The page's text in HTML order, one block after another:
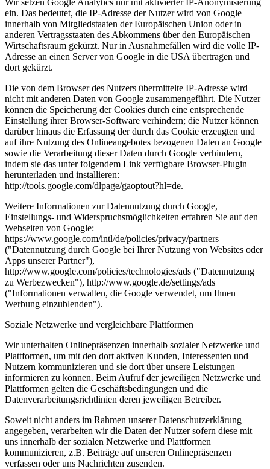
ein. Das bedeutet, die IP-Adresse der Nutzer wird von Google
innerhalb von Mitgliedstaaten der Europäischen Union oder in
anderen Vertragsstaaten des Abkommens über den Europäischen
Wirtschaftsraum gekürzt. Nur in Ausnahmefällen wird die volle IP-
Adresse an einen Server von Google in die USA übertragen und
dort gekürzt.
Die von dem Browser des Nutzers übermittelte IP-Adresse wird
nicht mit anderen Daten von Google zusammengeführt. Die Nutzer
können die Speicherung der Cookies durch eine entsprechende
Einstellung ihrer Browser-Software verhindern; die Nutzer können
darüber hinaus die Erfassung der durch das Cookie erzeugten und
auf ihre Nutzung des Onlineangebotes bezogenen Daten an Google
sowie die Verarbeitung dieser Daten durch Google verhindern,
indem sie das unter folgendem Link verfügbare Browser-Plugin
herunterladen und installieren:
http://tools.google.com/dlpage/gaoptout?hl=de.
Weitere Informationen zur Datennutzung durch Google,
Einstellungs- und Widerspruchsmöglichkeiten erfahren Sie auf den
Webseiten von Google:
https://www.google.com/intl/de/policies/privacy/partners
("Datennutzung durch Google bei Ihrer Nutzung von Websites oder
Apps unserer Partner"),
http://www.google.com/policies/technologies/ads ("Datennutzung
zu Werbezwecken"), http://www.google.de/settings/ads
("Informationen verwalten, die Google verwendet, um Ihnen
Werbung einzublenden").
Soziale Netzwerke und vergleichbare Plattformen
Wir unterhalten Onlinepräsenzen innerhalb sozialer Netzwerke und
Plattformen, um mit den dort aktiven Kunden, Interessenten und
Nutzern kommunizieren und sie dort über unsere Leistungen
informieren zu können. Beim Aufruf der jeweiligen Netzwerke und
Plattformen gelten die Geschäftsbedingungen und die
Datenverarbeitungsrichtlinien deren jeweiligen Betreiber.
Soweit nicht anders im Rahmen unserer Datenschutzerklärung
angegeben, verarbeiten wir die Daten der Nutzer sofern diese mit
uns innerhalb der sozialen Netzwerke und Plattformen
kommunizieren, z.B. Beiträge auf unseren Onlinepräsenzen
verfassen oder uns Nachrichten zusenden.